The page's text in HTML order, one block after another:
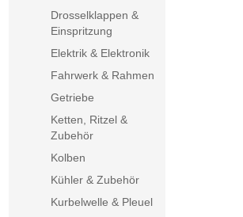
Drosselklappen &
Einspritzung
Elektrik & Elektronik
Fahrwerk & Rahmen
Getriebe
Ketten, Ritzel &
Zubehör
Kolben
Kühler & Zubehör
Kurbelwelle & Pleuel